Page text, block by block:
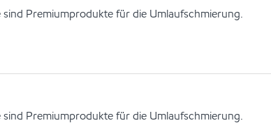
sind Premiumprodukte für die Umlaufschmierung.
sind Premiumprodukte für die Umlaufschmierung.